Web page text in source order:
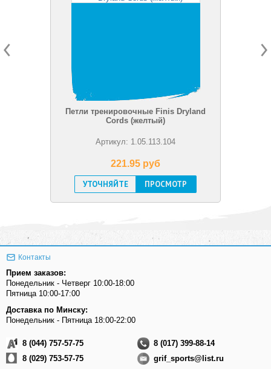
Петли тренировочные Finis Dryland
Cords (желтый)
Артикул: 1.05.113.104
221.95 pуб
УТОЧНЯЙТЕ
ПРОСМОТР
Контакты
Прием заказов:
Понедельник - Четверг 10:00-18:00
Пятница 10:00-17:00
Доставка по Минску:
Понедельник - Пятница 18:00-22:00
8 (044) 757-57-75
8 (029) 753-57-75
8 (017) 399-88-14
grif_sports@list.ru